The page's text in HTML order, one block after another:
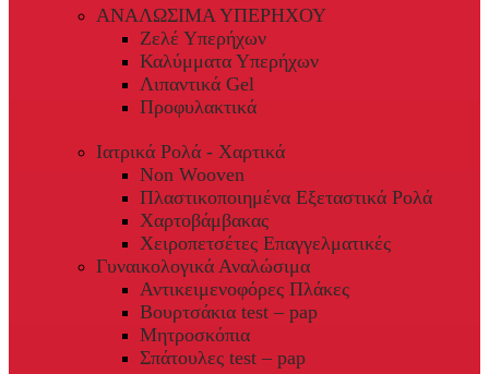
ΑΝΑΛΩΣΙΜΑ ΥΠΕΡΗΧΟΥ
Ζελέ Υπερήχων
Καλύμματα Υπερήχων
Λιπαντικά Gel
Προφυλακτικά
Ιατρικά Ρολά - Χαρτικά
Non Wooven
Πλαστικοποιημένα Εξεταστικά Ρολά
Χαρτοβάμβακας
Χειροπετσέτες Επαγγελματικές
Γυναικολογικά Αναλώσιμα
Αντικειμενοφόρες Πλάκες
Βουρτσάκια test – pap
Μητροσκόπια
Σπάτουλες test – pap